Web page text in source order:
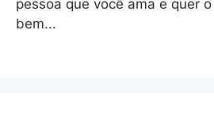
pessoa que você ama e quer o
bem...